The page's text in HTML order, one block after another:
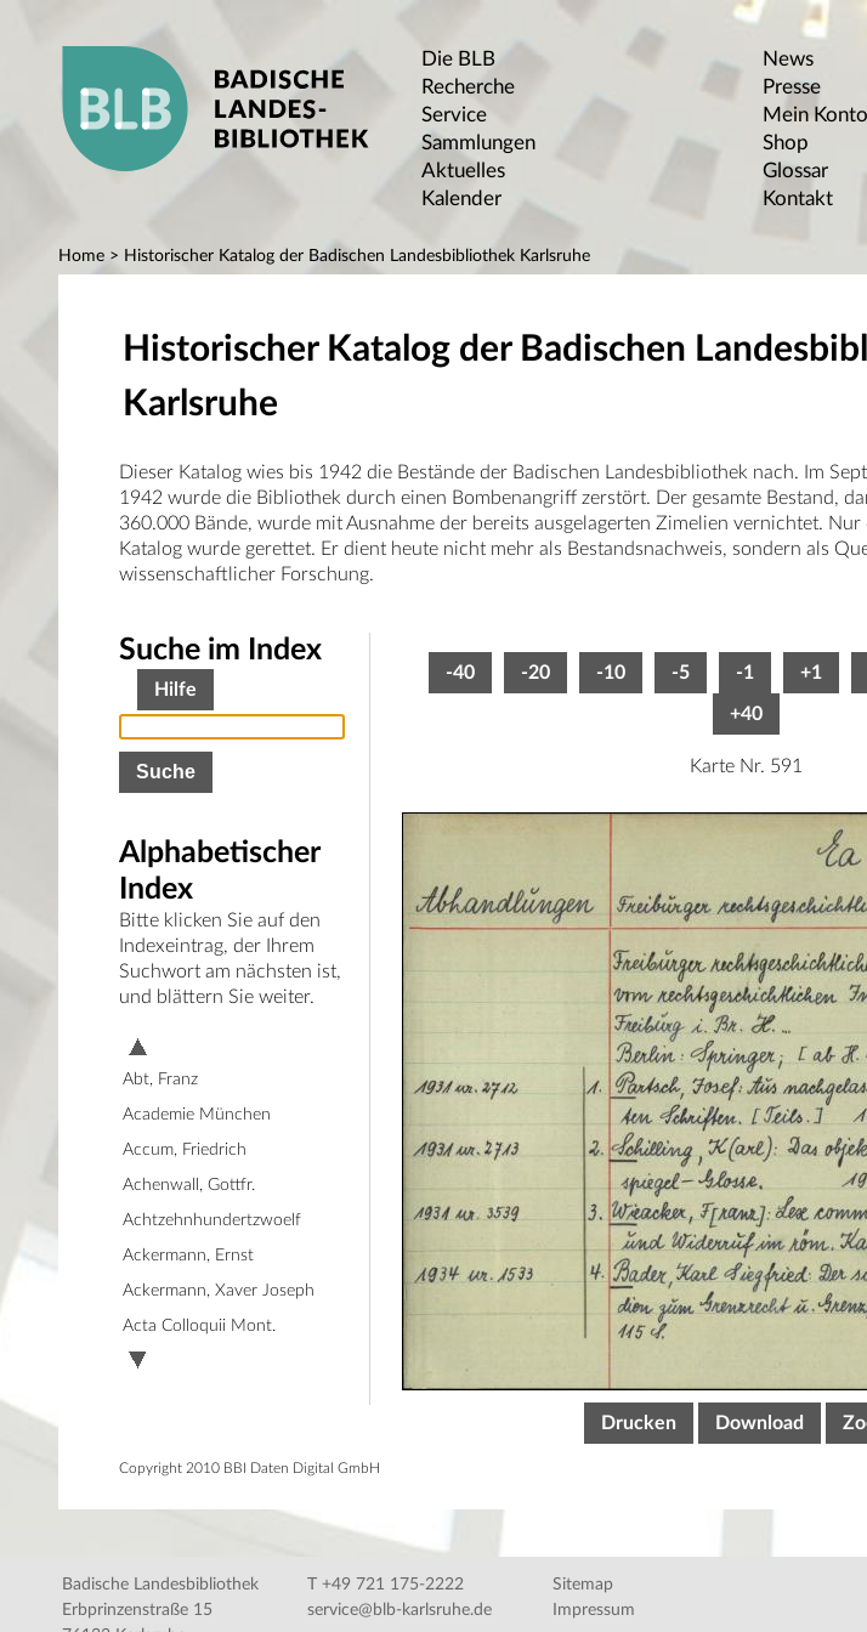
Die BLB
Recherche
Service
Sammlungen
Aktuelles
Kalender
News
Presse
Mein Konto
Shop
Glossar
Kontakt
Home > Historischer Katalog der Badischen Landesbibliothek Karlsruhe
Historischer Katalog der Badischen
Karlsruhe
Dieser Katalog wies bis 1942 die Bestände der Badischen Landesbibliothek nach. Im
1942 wurde die Bibliothek durch einen Bombenangriff zerstört. Der gesamte Bestand,
360.000 Bände, wurde mit Ausnahme der bereits ausgelagerten Zimelien vernichtet. Nur
Katalog wurde gerettet. Er dient heute nicht mehr als Bestandsnachweis, sondern als
wissenschaftlicher Forschung.
-40 -20 -10 -5 -1 +1
+40
Karte Nr. 591
Drucken Download
Suche im Index
Hilfe
Alphabetischer
Index
Bitte klicken Sie auf den
Indexeintrag, der Ihrem
Suchwort am nächsten ist,
und blättern Sie weiter.
Abt, Franz
Academie München
Accum, Friedrich
Achenwall, Gottfr.
Achtzehnhundertzwoelf
Ackermann, Ernst
Ackermann, Xaver Joseph
Acta Colloquii Mont.
Copyright 2010 BBI Daten Digital GmbH
Badische Landesbibliothek
Erbprinzenstraße 15
T +49 721 175-2222
service@blb-karlsruhe.de
Sitemap
Impressum